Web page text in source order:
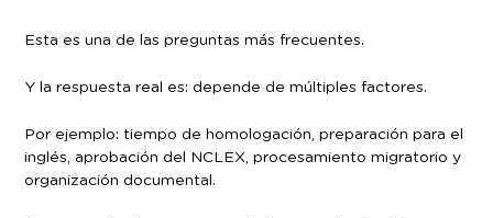
Esta es una de las preguntas más frecuentes.
Y la respuesta real es: depende de múltiples factores.
Por ejemplo: tiempo de homologación, preparación para el
inglés, aprobación del NCLEX, procesamiento migratorio y
organización documental.